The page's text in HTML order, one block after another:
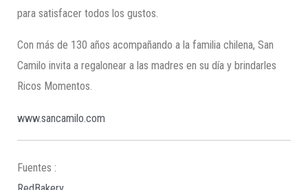
para satisfacer todos los gustos.
Con más de 130 años acompañando a la familia chilena, San
Camilo invita a regalonear a las madres en su día y brindarles
Ricos Momentos.
www.sancamilo.com
Fuentes :